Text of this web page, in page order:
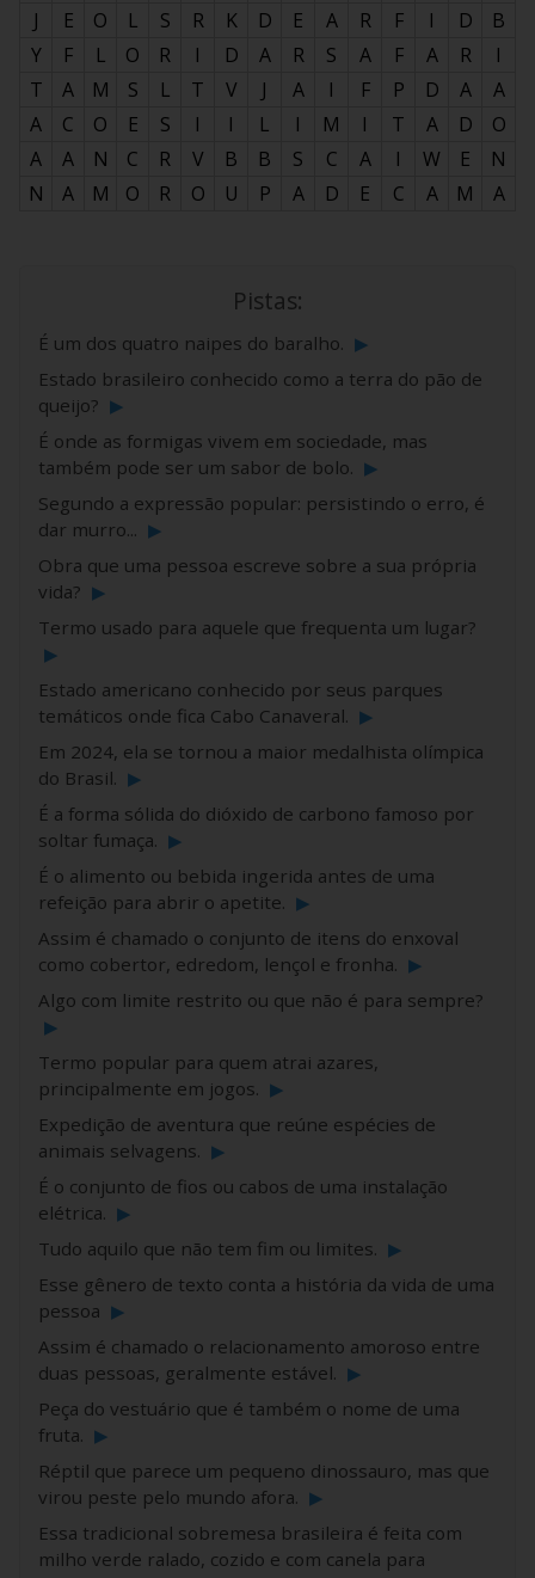
J
E O L S R K D E A R F I D
B
Y
F L O R I D A R S A F A R
I
T
A M S L T V J A I F P D A
A
A
C O E S I I L I M I T A D
O
A
A N C R V B B S C A I W E
N
N
A M O R O U P A D E C A M A
Pistas:
É um dos quatro naipes do baralho. ▶
Estado brasileiro conhecido como a terra do pão de
queijo? ▶
É onde as formigas vivem em sociedade, mas
também pode ser um sabor de bolo. ▶
Segundo a expressão popular: persistindo o erro, é
dar murro... ▶
Obra que uma pessoa escreve sobre a sua própria
vida? ▶
Termo usado para aquele que frequenta um lugar?
▶
Estado americano conhecido por seus parques
temáticos onde fica Cabo Canaveral. ▶
Em 2024, ela se tornou a maior medalhista olímpica
do Brasil. ▶
É a forma sólida do dióxido de carbono famoso por
soltar fumaça. ▶
É o alimento ou bebida ingerida antes de uma
refeição para abrir o apetite. ▶
Assim é chamado o conjunto de itens do enxoval
como cobertor, edredom, lençol e fronha. ▶
Algo com limite restrito ou que não é para sempre?
▶
Termo popular para quem atrai azares,
principalmente em jogos. ▶
Expedição de aventura que reúne espécies de
animais selvagens. ▶
É o conjunto de fios ou cabos de uma instalação
elétrica. ▶
Tudo aquilo que não tem fim ou limites. ▶
Esse gênero de texto conta a história da vida de uma
pessoa ▶
Assim é chamado o relacionamento amoroso entre
duas pessoas, geralmente estável. ▶
Peça do vestuário que é também o nome de uma
fruta. ▶
Réptil que parece um pequeno dinossauro, mas que
virou peste pelo mundo afora. ▶
Essa tradicional sobremesa brasileira é feita com
milho verde ralado, cozido e com canela para